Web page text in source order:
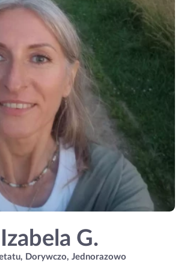
Izabela G.
Dorywczo, Jednorazowo